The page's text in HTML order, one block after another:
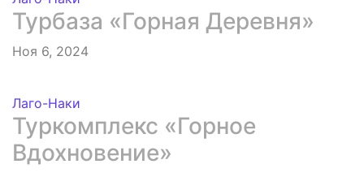
Турбаза «Горная Деревня»
Ноя 6, 2024
Лаго-Наки
Туркомплекс «Горное
Вдохновение»